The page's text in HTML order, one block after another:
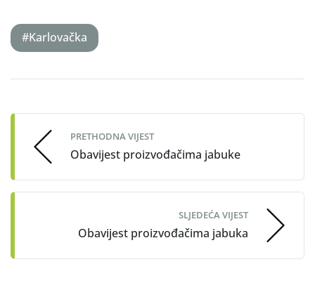
#Karlovačka
navigation
PRETHODNA VIJEST
Obavijest proizvođačima jabuke
SLJEDEĆA VIJEST
Obavijest proizvođačima jabuka